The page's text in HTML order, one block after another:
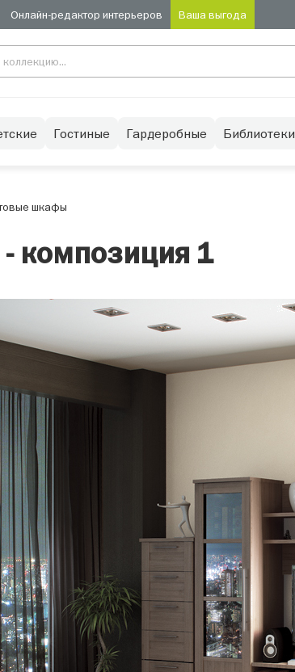
Онлайн-редактор интерьеров Ваша выгода
Гостиные Гардеробные Библиотеки
шкафы
композиция 1